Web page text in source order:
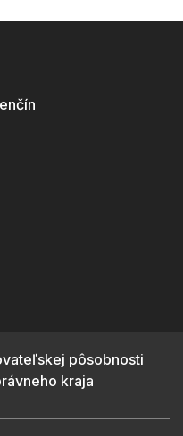
pôsobnosti
kraja